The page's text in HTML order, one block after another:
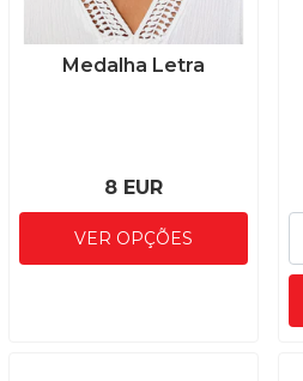
Medalha Letra
8 EUR
VER OPÇÕES